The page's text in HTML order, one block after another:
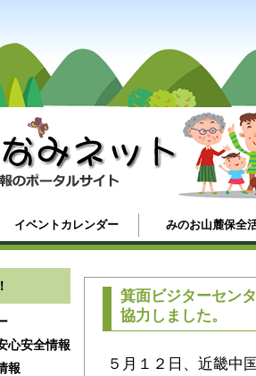
イベントカレンダー みのお山麓保全
心安全情報
報
箕面ビジターセン
協力しました。
５月１２日、近畿中